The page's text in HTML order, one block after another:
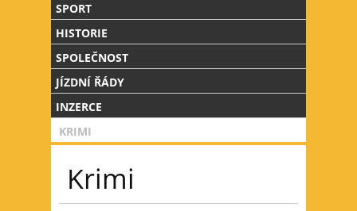
SPORT
HISTORIE
SPOLEČNOST
JÍZDNÍ ŘÁDY
INZERCE
KRIMI
Krimi